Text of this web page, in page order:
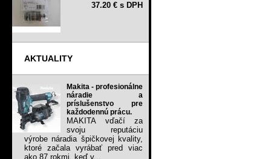
37.20 € s DPH
AKTUALITY
Makita - profesionálne
náradie a
príslušenstvo pre
každodennú prácu.
MAKITA vďačí za
svoju reputáciu
výrobe náradia špičkovej kvality,
ktoré začala vyrábať pred viac
ako 87 rokmi, keď v...